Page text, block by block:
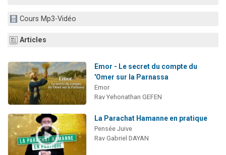
Eva vient de donner son Maasser
Cours Mp3-Vidéo
Articles
Emor - Le secret du compte du
'Omer sur la Parnassa
Emor
Rav Yehonathan GEFEN
La Parachat Hamanne en pratique
Pensée Juive
Rav Gabriel DAYAN